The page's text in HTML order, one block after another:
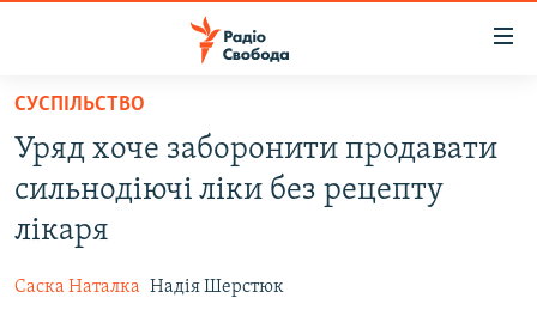
Перейти
основного
матеріалу
Перейти
до
основної
РАДІО СВОБОДА – 70 РОКІВ
ВСЕ ЗА ДОБУ
СТАТТІ
РОСІЙСЬКА «ФІЛЬТРАЦІЯ»
СУСПІЛЬСТВО
Уряд хоче заборонити продавати
сильнодіючі ліки без рецепту
лікаря
Саска Наталка Надія Шерстюк